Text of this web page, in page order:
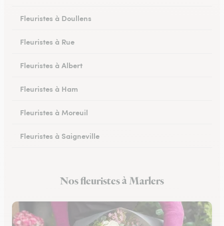
Fleuristes à Doullens
Fleuristes à Rue
Fleuristes à Albert
Fleuristes à Ham
Fleuristes à Moreuil
Fleuristes à Saigneville
Fleuristes à CorbieNos fleuristes à Marlers